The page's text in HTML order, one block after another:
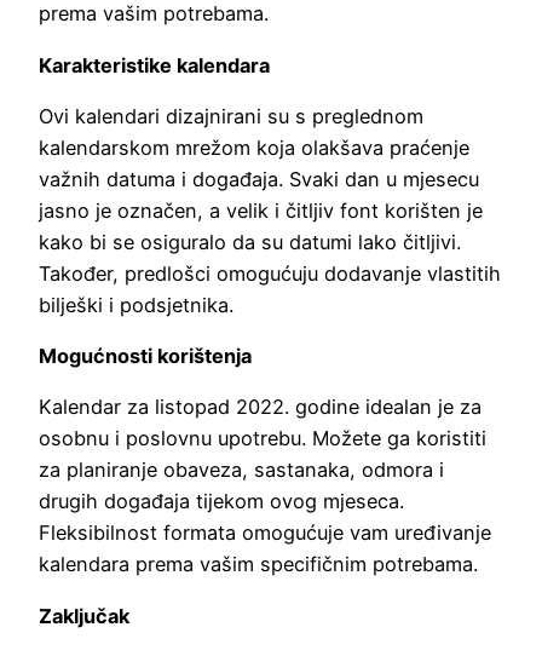
prema vašim potrebama.
Karakteristike kalendara
Ovi kalendari dizajnirani su s preglednom
kalendarskom mrežom koja olakšava praćenje
važnih datuma i događaja. Svaki dan u mjesecu
jasno je označen, a velik i čitljiv font korišten je
kako bi se osiguralo da su datumi lako čitljivi.
Također, predlošci omogućuju dodavanje vlastitih
bilješki i podsjetnika.
Mogućnosti korištenja
Kalendar za listopad 2022. godine idealan je za
osobnu i poslovnu upotrebu. Možete ga koristiti
za planiranje obaveza, sastanaka, odmora i
drugih događaja tijekom ovog mjeseca.
Fleksibilnost formata omogućuje vam uređivanje
kalendara prema vašim specifičnim potrebama.
Zaključak